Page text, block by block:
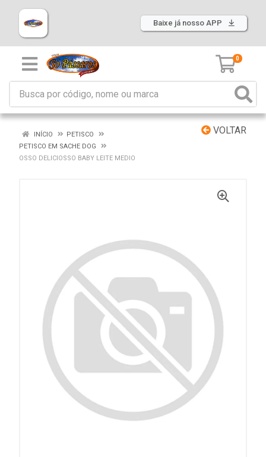
Baixe já nosso APP
0
VOLTAR
INÍCIO
PETISCO
PETISCO EM SACHE DOG
OSSO DELICIOSSO BABY LEITE MEDIO